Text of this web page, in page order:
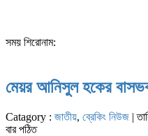
সময় শিরোনাম:
মেয়র আনিসুল হকের
Catagory : জাতীয়, ব্রেকিং নিউজ |
বার পঠিত